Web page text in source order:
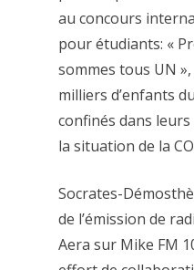
au concours
pour étudiants: «
sommes tous UN
milliers d’enfants
confinés dans
la situation de la
Socrates-
de l’émission de
Aera sur Mike FM